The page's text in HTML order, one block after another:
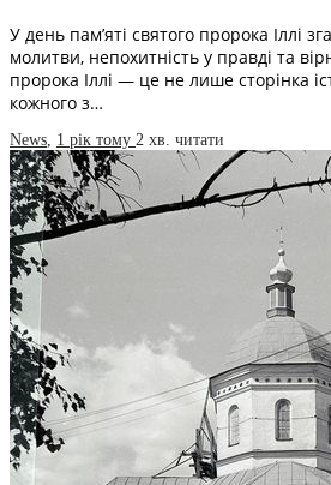
У день пам’яті святого пророка Іллі
молитви, непохитність у правді та
пророка Іллі — це не лише сторінка
кожного з…
News, 1 рік тому 2 хв. читати